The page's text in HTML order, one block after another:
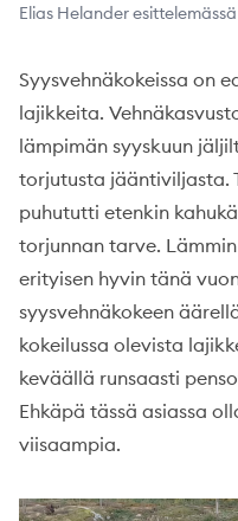
Elias Helander
Syysvehnäkokeissa on
lajikkeita.
lämpimän syyskuun
torjutusta jääntiviljasta.
puhututti etenkin
torjunnan tarve.
erityisen hyvin tänä
syysvehnäkokeen
kokeilussa olevista
keväällä runsaasti
Ehkäpä tässä asiassa
viisaampia.